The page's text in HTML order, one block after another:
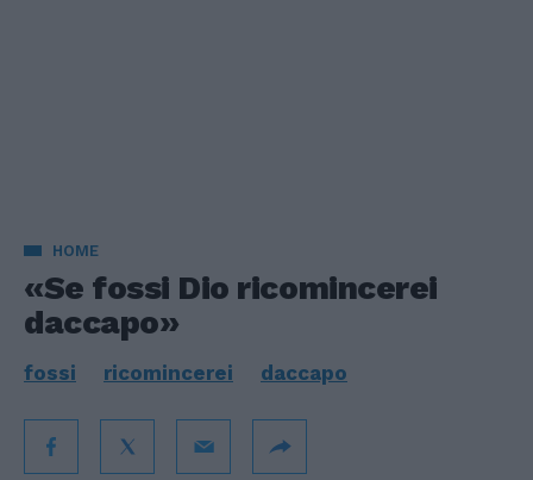
HOME
«Se fossi Dio ricomincerei
daccapo»
fossi ricomincerei daccapo